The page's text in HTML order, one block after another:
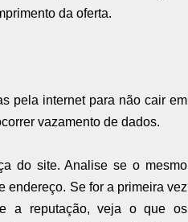
da oferta.
pela internet para não cair em
vazamento de dados.
do site. Analise se o mesmo
endereço. Se for a primeira vez
a reputação, veja o que os